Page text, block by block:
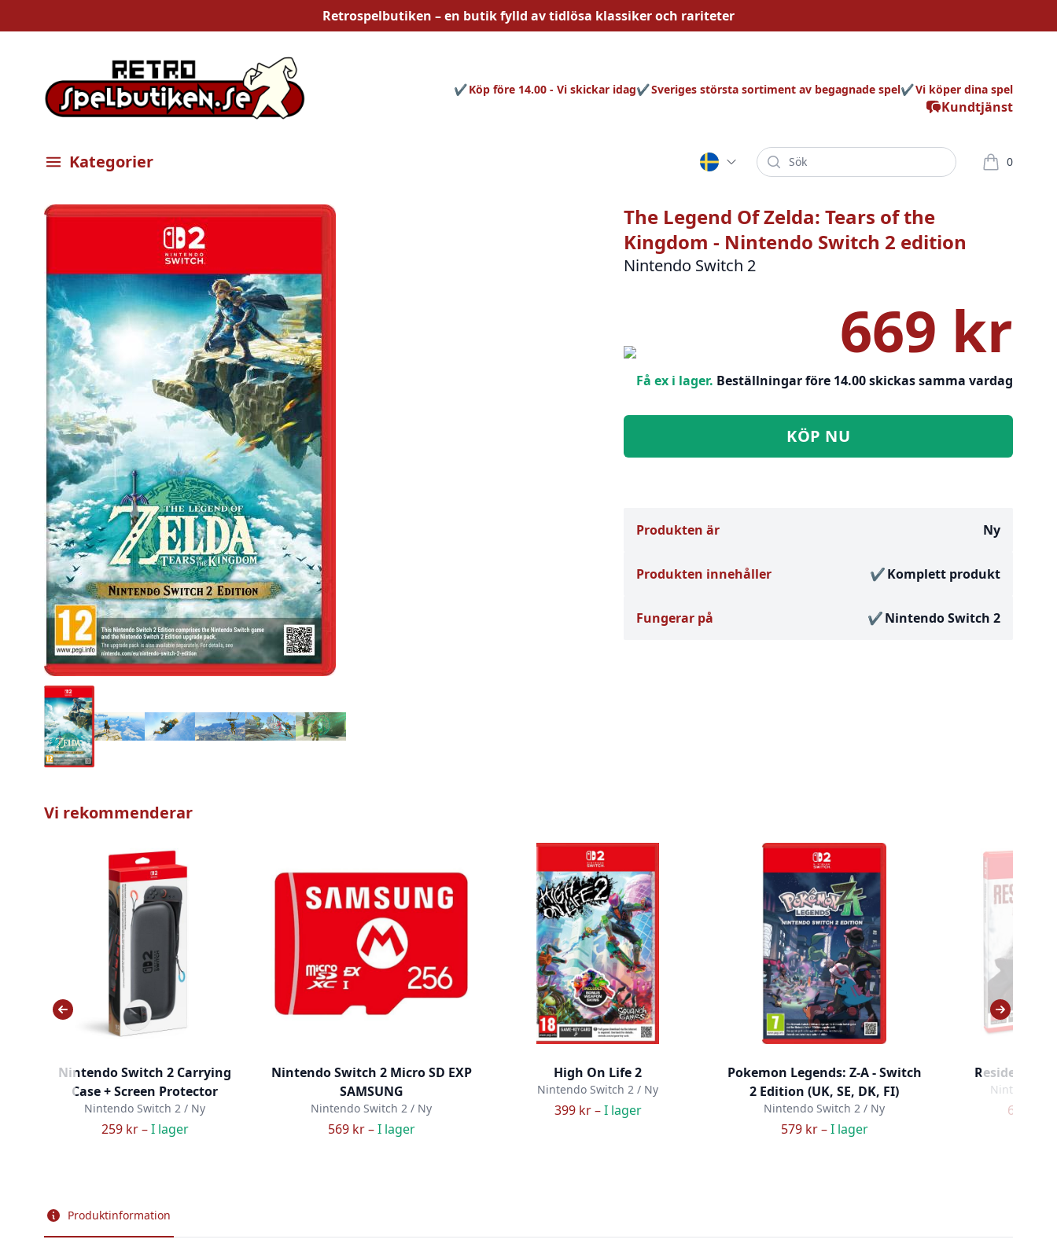
Retrospelbutiken – en butik fylld avtidlösa klassiker och rariteter
Kundtjänst
Köp före 14.00 - Vi skickar idag Sveriges största sortiment av begagnade spel Vi köper dina spel
Öppna meny
Kategorier Sök 0
varor i
The Legend Of Zelda: Tears of the
Kingdom - Nintendo Switch 2 edition
Nintendo Switch 2
Bilder
669 kr
Få ex i lager. Beställningar före 14.00 skickas samma vardag
KÖP NU
Produkten är Ny
Produkten innehåller Komplett produkt
Fungerar på Nintendo Switch 2
Vi rekommenderar
Nintendo Switch 2 Carrying
Case + Screen Protector
Nintendo Switch 2 / Ny
259 kr –I lager
Nintendo Switch 2 Micro SD EXP
SAMSUNG
Nintendo Switch 2 / Ny
569 kr –I lager
High On Life 2
Nintendo Switch 2 / Ny
399 kr –I lager
Pokemon Legends: Z-A - Switch
2 Edition (UK, SE, DK, FI)
Nintendo Switch 2 / Ny
579 kr –I lager
Resident
Nintendo
659 kr –
Produktinformation